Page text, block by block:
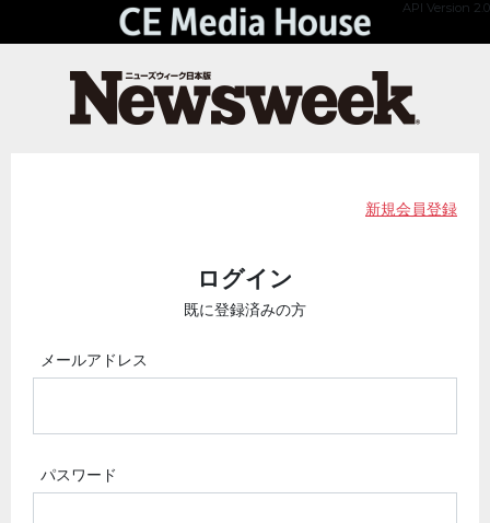
API Version 2.0
新規会員登録
ログイン
既に登録済みの方
メールアドレス
パスワード